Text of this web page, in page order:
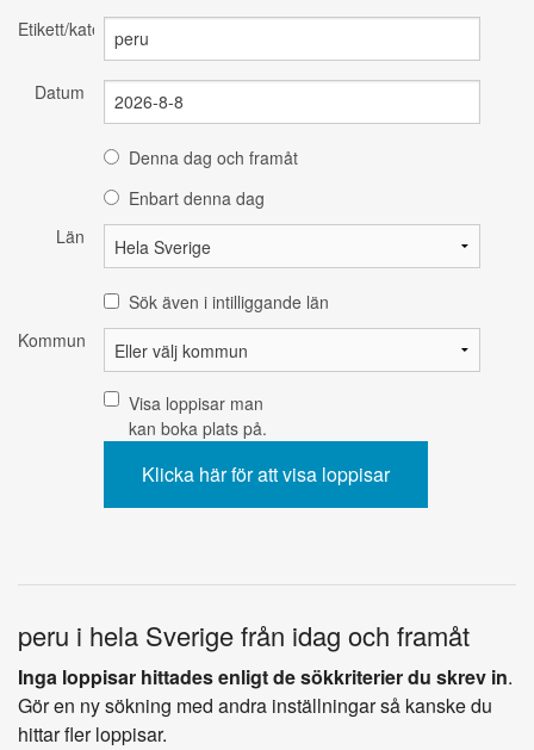
Etikett/kategori
Datum
Denna dag och framåt
Enbart denna dag
Län
Sök även i intilliggande län
Kommun
Visa loppisar man
kan boka plats på.
peru i hela Sverige från idag och framåt
Inga loppisar hittades enligt de sökkriterier du skrev in.
Gör en ny sökning med andra inställningar så kanske du
hittar fler loppisar.